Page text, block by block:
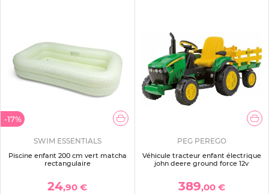
-17%
SWIM ESSENTIALS
Piscine enfant 200 cm vert matcha
rectangulaire
24,90 €
PEG PEREGO
Véhicule tracteur enfant électrique
john deere ground force 12v
389,00 €